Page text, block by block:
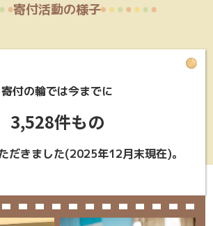
寄付活動の様子
寄付の輪では今までに
3,528件もの
だきました(2025年12月末現在)。